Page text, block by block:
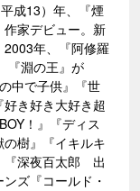
成13）年、『煙
家デビュー。新
2003年、『阿修羅
『淵の王』が
中で子供』『世
き好き大好き超
！』『ディス
樹』『イキルキ
『深夜百太郎 出
ズ『コールド・